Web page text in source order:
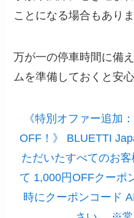
ことになる場合もありま
万が一の停車時間に備
ムを準備しておくと安心
《特別オファー追加
OFF！》 BLUETTI
ただいたすべてのお
て 1,000円OFFクーポ
時にクーポンコード